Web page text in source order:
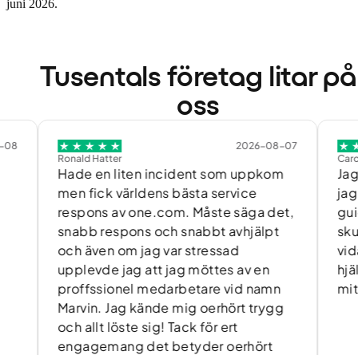
juni 2026.
Tusentals företag litar på
oss
Ronald Hatter
2026-08-07
Hade en liten incident som uppkom
men fick världens bästa service
respons av one.com. Måste säga det,
snabb respons och snabbt avhjälpt
och även om jag var stressad
upplevde jag att jag möttes av en
proffssionel medarbetare vid namn
Marvin. Jag kände mig oerhört trygg
och allt löste sig! Tack för ert
engagemang det betyder oerhört
Caroline
Jag
jag fick
skulle
hjälpte
mitt